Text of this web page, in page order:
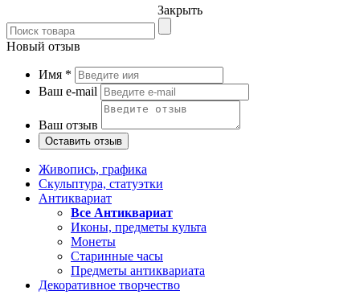
Закрыть
Новый отзыв
Имя *
Ваш e-mail
Ваш отзыв
Живопись, графика
Скульптура, статуэтки
Антиквариат
Все Антиквариат
Иконы, предметы культа
Монеты
Старинные часы
Предметы антиквариата
Декоративное творчество